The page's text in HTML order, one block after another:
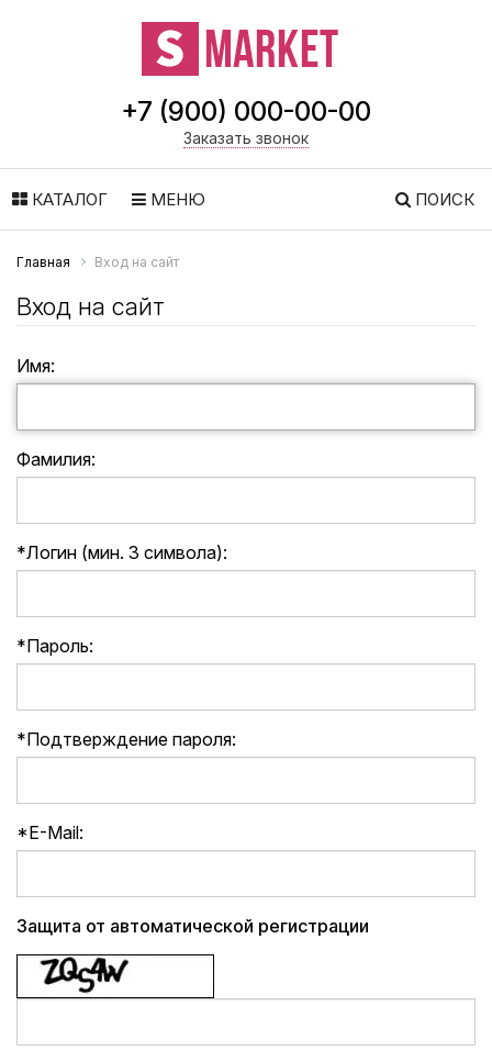
+7 (900) 000-00-00
Заказать звонок
КАТАЛОГ МЕНЮ ПОИСК
Главная Вход на сайт
Вход на сайт
Имя:
Фамилия:
*Логин (мин. 3 символа):
*Пароль:
*Подтверждение пароля:
*E-Mail:
Защита от автоматической регистрации